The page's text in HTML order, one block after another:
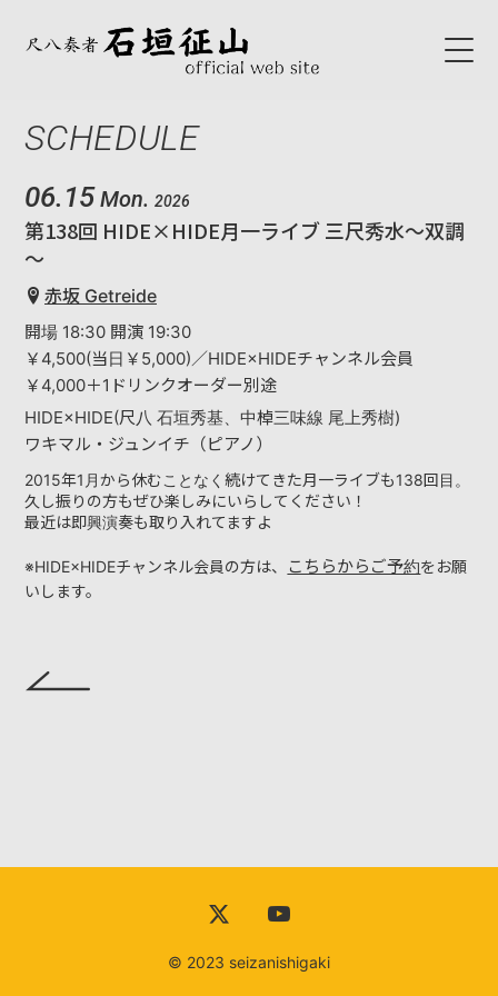
初代石垣征山
SCHEDULE
NEWS
SCHEDULE
06.15 Mon. 2026
第138回 HIDE×HIDE月一ライブ 三尺秀水～双調
～
赤坂 Getreide
開場 18:30 開演 19:30
￥4,500(当日￥5,000)／HIDE×HIDEチャンネル会員
￥4,000＋1ドリンクオーダー別途
HIDE×HIDE(尺八 石垣秀基、中棹三味線 尾上秀樹)
ワキマル・ジュンイチ（ピアノ）
2015年1月から休むことなく続けてきた月一ライブも138回目。
久し振りの方もぜひ楽しみにいらしてください！
最近は即興演奏も取り入れてますよ
※HIDE×HIDEチャンネル会員の方は、 こちらからご予約をお願
いします。
© 2023 seizanishigaki